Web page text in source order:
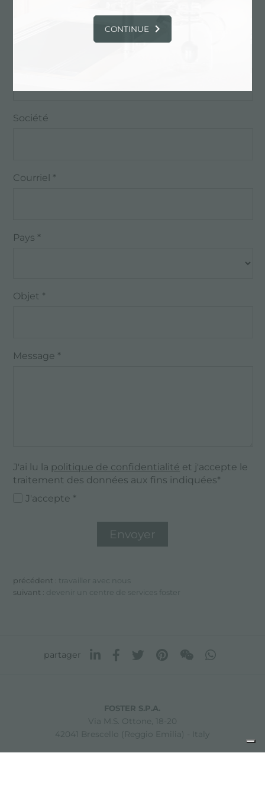
Société
Courriel *
Pays *
Objet *
Message *
J'ai lu la politique de confidentialité et j'accepte le
traitement des données aux fins indiquées*
J'accepte *
précédent : travailler avec nous
suivant :
devenir un centre de services foster
partager
FOSTER S.P.A.
Via M.S. Ottone, 18-20
42041 Brescello (Reggio Emilia) - Italy
CONTINUE